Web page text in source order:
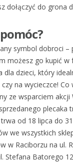
dołączyć do grona
symbol dobroci
możesz go kupić
dla dzieci, który
na wycieczce!
ze wsparciem akcji
plecaka
od 18 lipca do
we wszystkich
w Raciborzu na ul.
Stefana Batorego